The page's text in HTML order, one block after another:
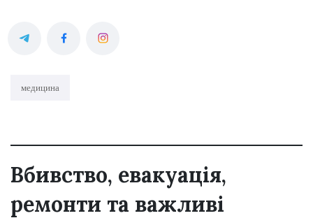
медицина
Вбивство, евакуація,
ремонти та важливі